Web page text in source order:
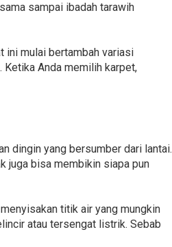
sampai ibadah tarawih
ini mulai bertambah variasi
Anda memilih karpet,
dingin yang bersumber dari lantai.
juga bisa membikin siapa pun
titik air yang mungkin
atau tersengat listrik. Sebab